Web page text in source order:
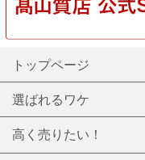
トップページ
選ばれるワケ
高く売りたい！